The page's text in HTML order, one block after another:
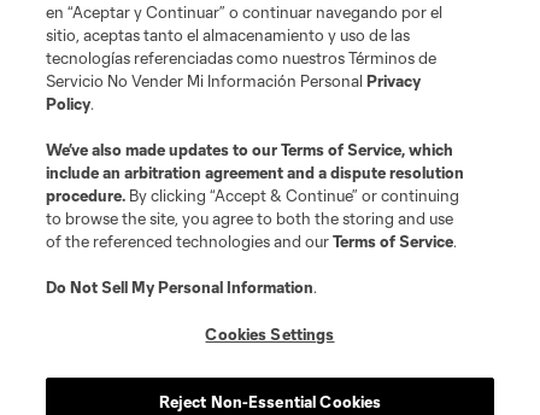
en “Aceptar y Continuar” o continuar navegando por el
sitio, aceptas tanto el almacenamiento y uso de las
tecnologías referenciadas como nuestros Términos de
Servicio No Vender Mi Información PersonalPrivacy
Policy.
We’ve also made updates to ourTerms of Service, which
include an arbitration agreement and a dispute resolution
procedure. By clicking “Accept & Continue” or continuing
to browse the site, you agree to both the storing and use
of the referenced technologies and ourTerms of Service.
Do Not Sell My Personal Information.
Cookies Settings
Reject Non-Essential Cookies